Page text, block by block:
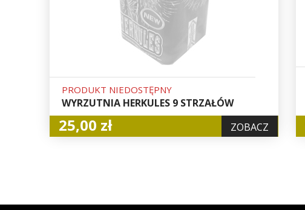
PRODUKT NIEDOSTĘPNY
WYRZUTNIA HERKULES 9 STRZAŁÓW
25,00 zł ZOBACZ